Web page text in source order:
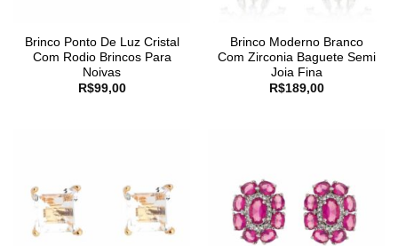
Brinco Ponto De Luz Cristal
Com Rodio Brincos Para
Noivas
R$99,00
Brinco Moderno Branco
Com Zirconia Baguete Semi
Joia Fina
R$189,00